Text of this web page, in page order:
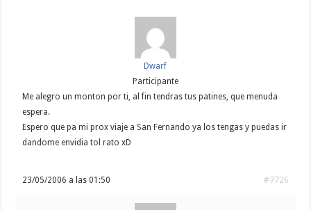
Dwarf
Participante
Me alegro un monton por ti, al fin tendras tus patines, que menuda
espera.
Espero que pa mi prox viaje a San Fernando ya los tengas y puedas ir
dandome envidia tol rato xD
23/05/2006 a las 01:50 #7726